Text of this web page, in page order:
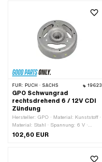
Schrauben · Gesamthöhe: 28 mm ·
Anwendungsbereich: Standard ·
Minarelli OEM-Nr.: 8201306 · BOSCH
OEM-Nr.: 2 207 330 041 · BOSCH
OEM-Nr.: 2 207 330 050
FÜR: PUCH · SACHS 19623
GPO Schwungrad
rechtsdrehend 6 / 12V CDI
Zündung
Hersteller: GPO · Material: Kunststoff ·
Material: Stahl · Spannung: 6 V ·
Spannung: 12 V · Ø Schwungrad
Höhe: 36 mm · Ø Konus klein innen:
102,60 EUR